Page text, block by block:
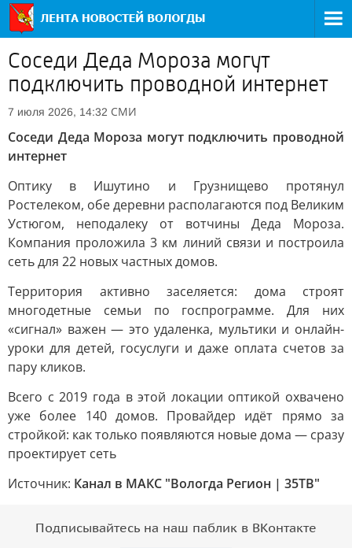
Соседи Деда Мороза могут
подключить проводной интернет
7 июля 2026, 14:32 СМИ
Соседи Деда Мороза могут подключить проводной
интернет
Оптику в Ишутино и Грузнищево протянул
Ростелеком, обе деревни располагаются под Великим
Устюгом, неподалеку от вотчины Деда Мороза.
Компания проложила 3 км линий связи и построила
сеть для 22 новых частных домов.
Территория активно заселяется: дома строят
многодетные семьи по госпрограмме. Для них
«сигнал» важен — это удаленка, мультики и онлайн-
уроки для детей, госуслуги и даже оплата счетов за
пару кликов.
Всего с 2019 года в этой локации оптикой охвачено
уже более 140 домов. Провайдер идёт прямо за
стройкой: как только появляются новые дома — сразу
проектирует сеть
Источник: Канал в МАКС "Вологда Регион | 35ТВ"
Подписывайтесь на наш паблик в ВКонтакте